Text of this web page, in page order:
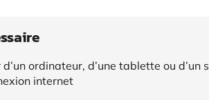
ordinateur, d’une tablette ou d’un
internet